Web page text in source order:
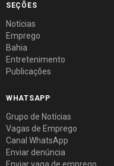
SEÇÕES
Notícias
Emprego
Bahia
Entretenimento
Publicações
WHATSAPP
Grupo de Notícias
Vagas de Emprego
Canal WhatsApp
Enviar denúncia